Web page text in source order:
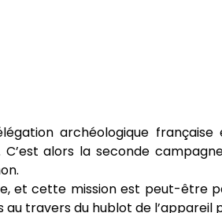
archéologique
alors la seconde
et cette mission est peut-être
travers du hublot de l’appareil